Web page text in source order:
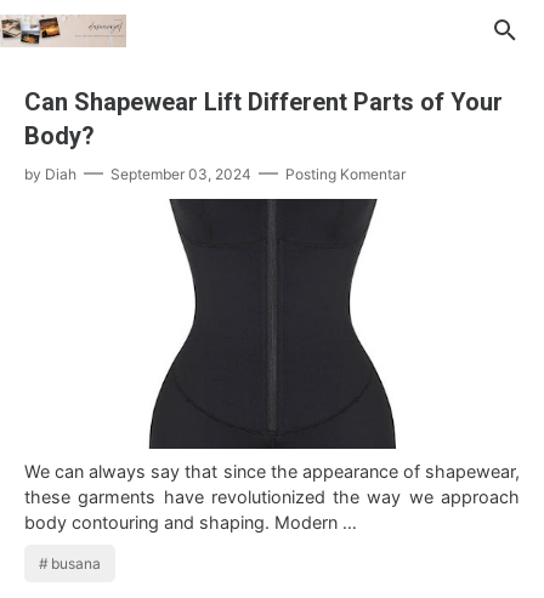
Can Shapewear Lift Different Parts of Your
Body?
by Diah September 03, 2024 Posting Komentar
We can always say that since the appearance of shapewear,
these garments have revolutionized the way we approach
body contouring and shaping. Modern …
busana